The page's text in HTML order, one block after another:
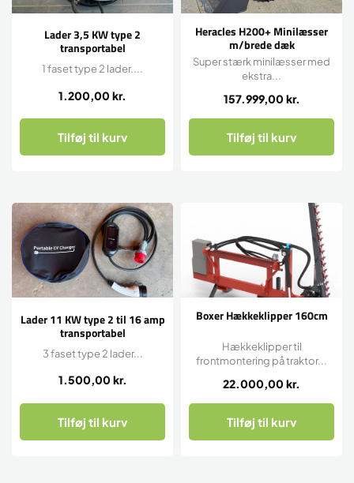
Lader 3,5 KW type 2
transportabel
1.200,00 kr.
1 faset type 2 lader....
Tilføj til kurv
Heracles H200+ Minilæsser
m/brede dæk
157.999,00 kr.
Super stærk minilæsser med
ekstra...
Tilføj til kurv
Lader 11 KW type 2 til 16 amp
transportabel
1.500,00 kr.
3 faset type 2 lader...
Tilføj til kurv
Boxer Hækkeklipper 160cm
22.000,00 kr.
Hækkeklipper til
frontmontering på traktor...
Tilføj til kurv